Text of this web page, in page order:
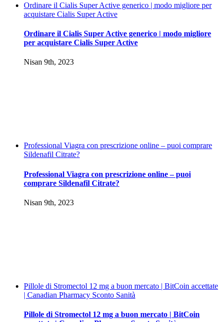
Ordinare il Cialis Super Active generico | modo migliore per
acquistare Cialis Super Active
Ordinare il Cialis Super Active generico | modo migliore
per acquistare Cialis Super Active
Nisan 9th, 2023
Professional Viagra con prescrizione online – puoi comprare
Sildenafil Citrate?
Professional Viagra con prescrizione online – puoi
comprare Sildenafil Citrate?
Nisan 9th, 2023
Pillole di Stromectol 12 mg a buon mercato | BitCoin accettate
| Canadian Pharmacy Sconto Sanità
Pillole di Stromectol 12 mg a buon mercato | BitCoin